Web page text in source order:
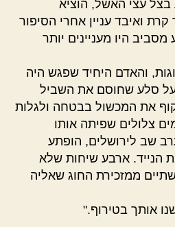
עצי האשל, הוציא
ואיבד עניין אחרי הסיפור
היו מעניינים יותר
והאדם היחיד שפגש היה
סלע שחוסם את השביל
את המכשול בבטחה ולגלות
צלולים שפיתה אותו
שב לירושלים, הופתע
הנייד. ארבע שיחות שלא
ממזכירת החוג שאליה
אותך בטירוף."